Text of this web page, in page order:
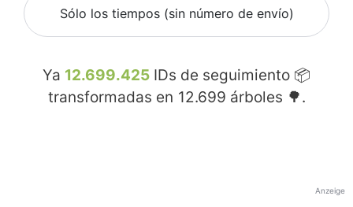
Sólo los tiempos (sin número de envío)
Ya 12.699.425 IDs de seguimiento 📦
transformadas en 12.699 árboles 🌳.
Anzeige